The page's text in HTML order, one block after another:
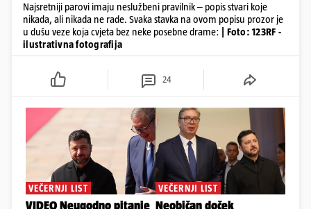
Najsretniji parovi imaju neslužbeni pravilnik – popis stvari koje
nikada, ali nikada ne rade. Svaka stavka na ovom popisu prozor je
u dušu veze koja cvjeta bez neke posebne drame:
| Foto: 123RF -
ilustrativna fotografija
24